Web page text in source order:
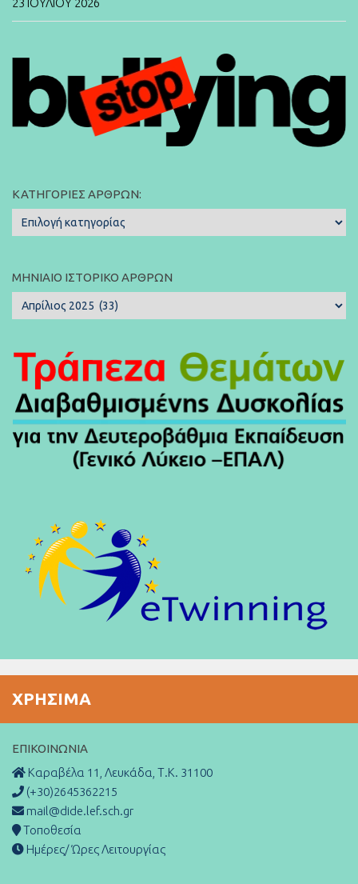
23 ΙΟΥΛΊΟΥ 2026
ΚΑΤΗΓΟΡΊΕΣ ΆΡΘΡΩΝ:
Κατηγορίες
Άρθρων:
ΜΗΝΙΑΊΟ ΙΣΤΟΡΙΚΌ ΆΡΘΡΩΝ
Μηνιαίο
Ιστορικό
ΧΡΉΣΙΜΑ
ΕΠΙΚΟΙΝΩΝΊΑ
Καραβέλα 11, Λευκάδα, Τ.Κ. 31100
(+30)2645362215
mail@dide.lef.sch.gr
Τοποθεσία
Ημέρες/ Ώρες Λειτουργίας